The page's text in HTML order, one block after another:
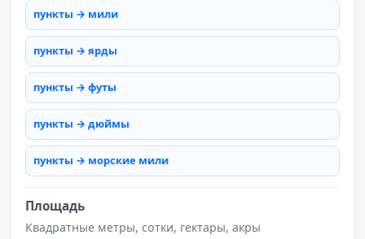
пункты → мили
пункты → ярды
пункты → футы
пункты → дюймы
пункты → морские мили
Площадь
Квадратные метры, сотки, гектары, акры